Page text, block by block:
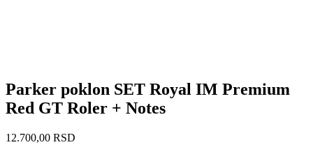
Parker poklon SET Royal IM Premium
Red GT Roler + Notes
12.700,00 RSD